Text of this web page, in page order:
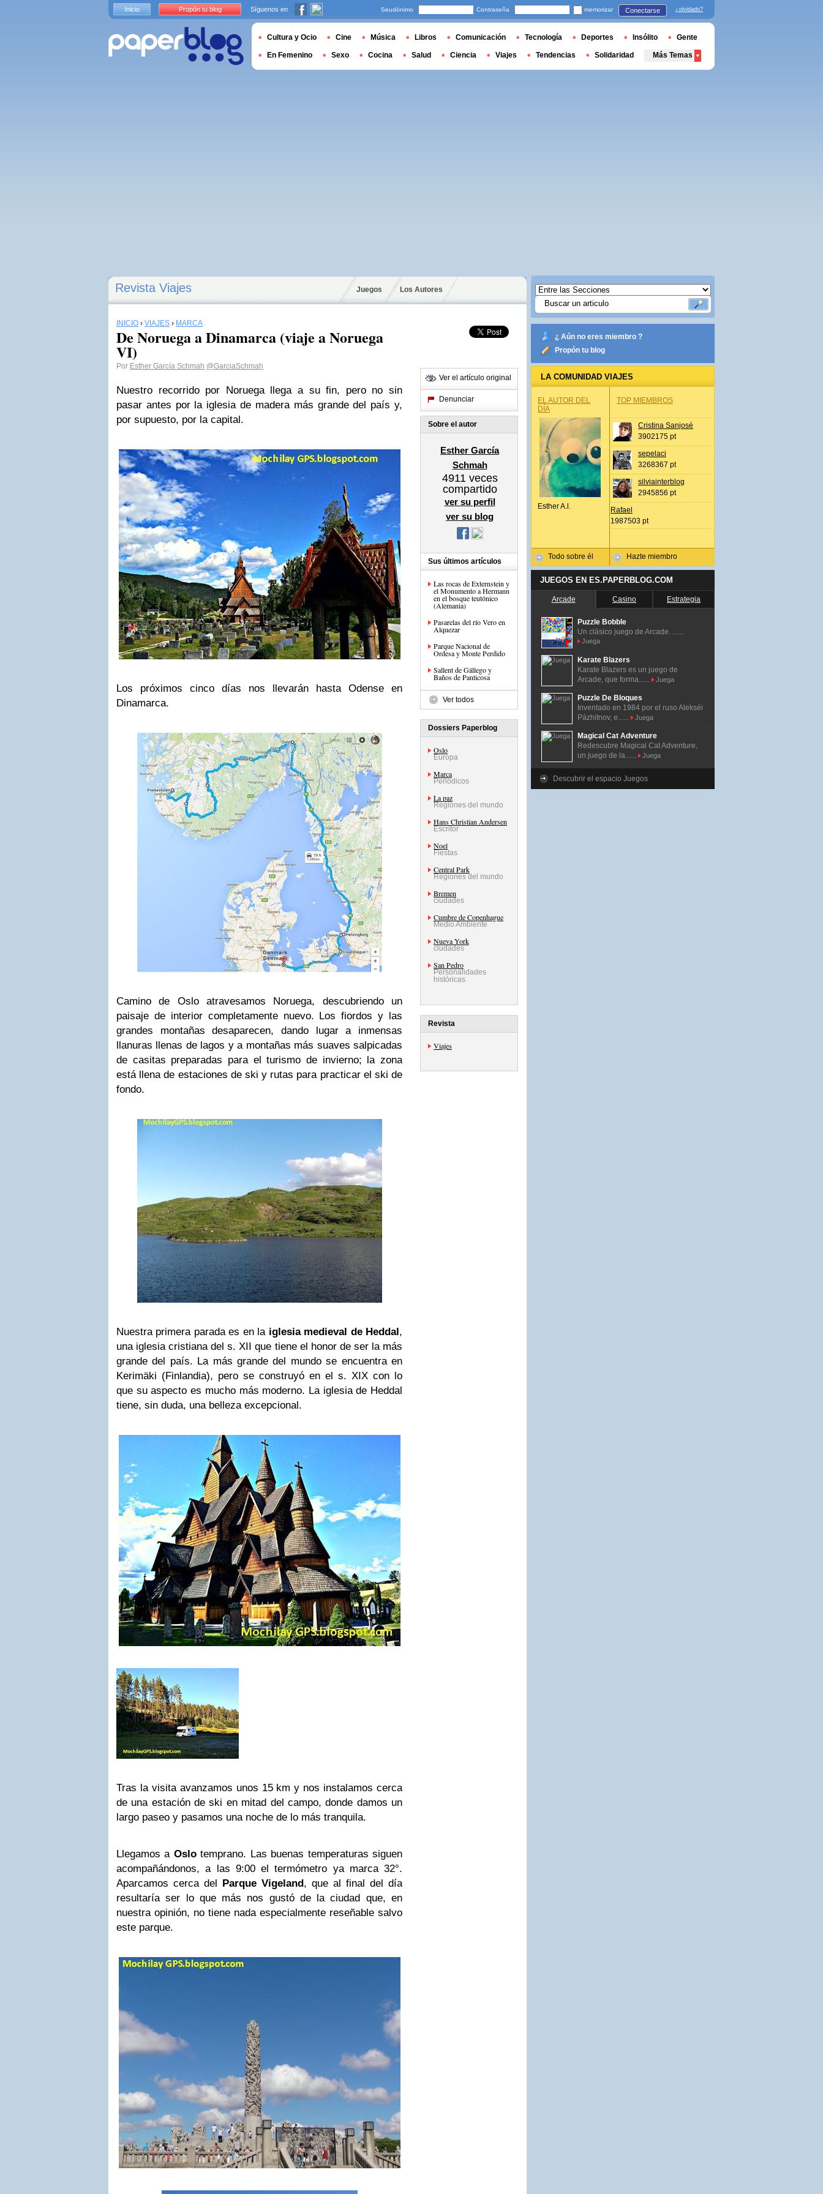
Revista Viajes Juegos Los Autores
INICIO › VIAJES › MARCA
De Noruega a Dinamarca (viaje a Noruega
VI)
Por Esther García Schmah @GarciaSchmah
Nuestro recorrido por Noruega llega a su fin, pero no sin
pasar antes por la iglesia de madera más grande del país y,
por supuesto, por la capital.
Los próximos cinco días nos llevarán hasta Odense en
Dinamarca.
Camino de Oslo atravesamos Noruega, descubriendo un
paisaje de interior completamente nuevo. Los fiordos y las
grandes montañas desaparecen, dando lugar a inmensas
llanuras llenas de lagos y a montañas más suaves salpicadas
de casitas preparadas para el turismo de invierno; la zona
está llena de estaciones de ski y rutas para practicar el ski de
fondo.
Nuestra primera parada es en laiglesia medieval de Heddal,
una iglesia cristiana del s. XII que tiene el honor de ser la más
grande del país. La más grande del mundo se encuentra en
Kerimäki (Finlandia), pero se construyó en el s. XIX con lo
que su aspecto es mucho más moderno. La iglesia de Heddal
tiene, sin duda, una belleza excepcional.
Tras la visita avanzamos unos 15 km y nos instalamos cerca
de una estación de ski en mitad del campo, donde damos un
largo paseo y pasamos una noche de lo más tranquila.
Llegamos a Oslotemprano. Las buenas temperaturas siguen
acompañándonos, a las 9:00 el termómetro ya marca 32°.
Aparcamos cerca del Parque Vigeland, que al final del día
resultaría ser lo que más nos gustó de la ciudad que, en
nuestra opinión, no tiene nada especialmente reseñable salvo
este parque.
Ver el artículo original
Denunciar
Sobre el autor
Esther García
Schmah
4911veces
compartido
ver su perfil
ver su blog
Sus últimos artículos
Las rocas de Externstein y
el Monumento a Hermann
en el bosque teutónico
(Alemania)
Pasarelas del río Vero en
Alquezar
Parque Nacional de
Ordesa y Monte Perdido
Sallent de Gállego y
Baños de Panticosa
Ver todos
Dossiers Paperblog
Oslo
Europa
Marca
Periódicos
La paz
Regiones del mundo
Hans Christian Andersen
Escritor
Noel
Fiestas
Central Park
Regiones del mundo
Bremen
ciudades
Cumbre de Copenhague
Medio Ambiente
Nueva York
ciudades
San Pedro
Personalidades
históricas
Revista
Viajes
¿ Aún no eres miembro ?
Propón tu blog
LA COMUNIDAD VIAJES
EL AUTOR DEL
DÍA
Esther A.l.
Todo sobre él
TOP MIEMBROS
Cristina Sanjosé
3902175 pt
sepelaci
3268367 pt
silviainterblog
2945856 pt
Rafael
1987503 pt
Hazte miembro
JUEGOS EN ES.PAPERBLOG.COM
Arcade Casino Estrategia
Puzzle Bobble
Un clásico juego de Arcade. ......
Juega
Karate Blazers
Karate Blazers es un juego de
Arcade, que forma......
Juega
Puzzle De Bloques
Inventado en 1984 por el ruso Alekséi
Pázhitnov, e......
Juega
Magical Cat Adventure
Redescubre Magical Cat Adventure,
un juego de la......
Juega
Descubrir el espacio Juegos
Inicio Propón tu blog Síguenos en Seudónimo Contraseña memorizar Conectarse ¿olvidado?
Cultura y Ocio Cine Música Libros Comunicación Tecnología Deportes Insólito Gente
En Femenino Sexo Cocina Salud Ciencia Viajes Tendencias Solidaridad Más Temas